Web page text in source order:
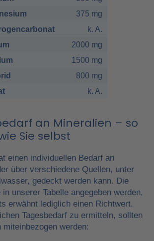
375 mg
k. A.
2000 mg
1500 mg
800 mg
k. A.
an Mineralien – so
Sie selbst
einen individuellen Bedarf an
über verschiedene Quellen, unter
gedeckt werden kann. Die
unserer Tabelle angegeben werden,
erwähnt lediglich einen Richtwert.
Tagesbedarf zu ermitteln, sollten
werden: